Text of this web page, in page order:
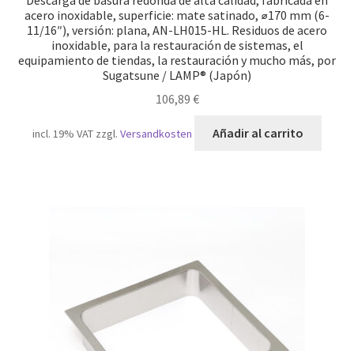
acero inoxidable, superficie: mate satinado, ⌀170 mm (6-
11/16″), versión: plana, AN-LH015-HL. Residuos de acero
inoxidable, para la restauración de sistemas, el
equipamiento de tiendas, la restauración y mucho más, por
Sugatsune / LAMP® (Japón)
106,89 €
incl. 19% VAT zzgl.Versandkosten Añadir al carrito